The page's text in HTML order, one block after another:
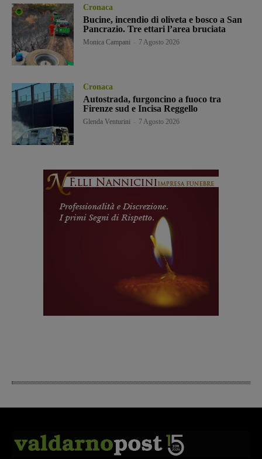
Cronaca
Bucine, incendio di oliveta e bosco a San
Pancrazio. Tre ettari l’area bruciata
Monica Campani 7 Agosto 2026
Cronaca
Autostrada, furgoncino a fuoco tra
Firenze sud e Incisa Reggello
Glenda Venturini 7 Agosto 2026